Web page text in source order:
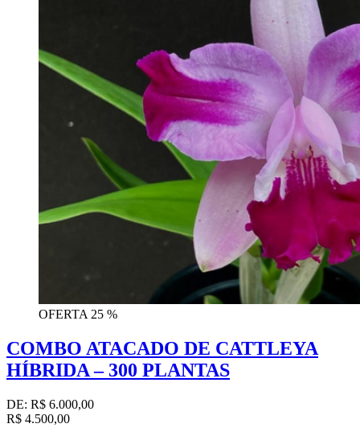
OFERTA 25 %
COMBO ATACADO DE CATTLEYA
HÍBRIDA – 300 PLANTAS
DE: R$ 6.000,00
R$ 4.500,00